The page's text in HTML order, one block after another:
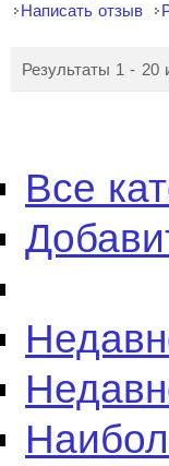
Написать отзыв
Результаты 1 - 20
Все